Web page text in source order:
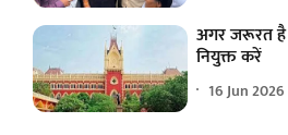
अगर जरूरत
नियुक्त करें
16 Jun 2026